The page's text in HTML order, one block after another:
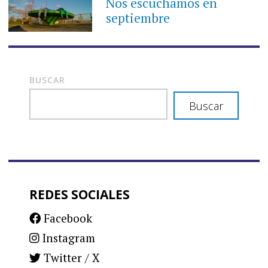
septiembre
BUSCAR
Buscar
REDES SOCIALES
Facebook
Instagram
Twitter / X